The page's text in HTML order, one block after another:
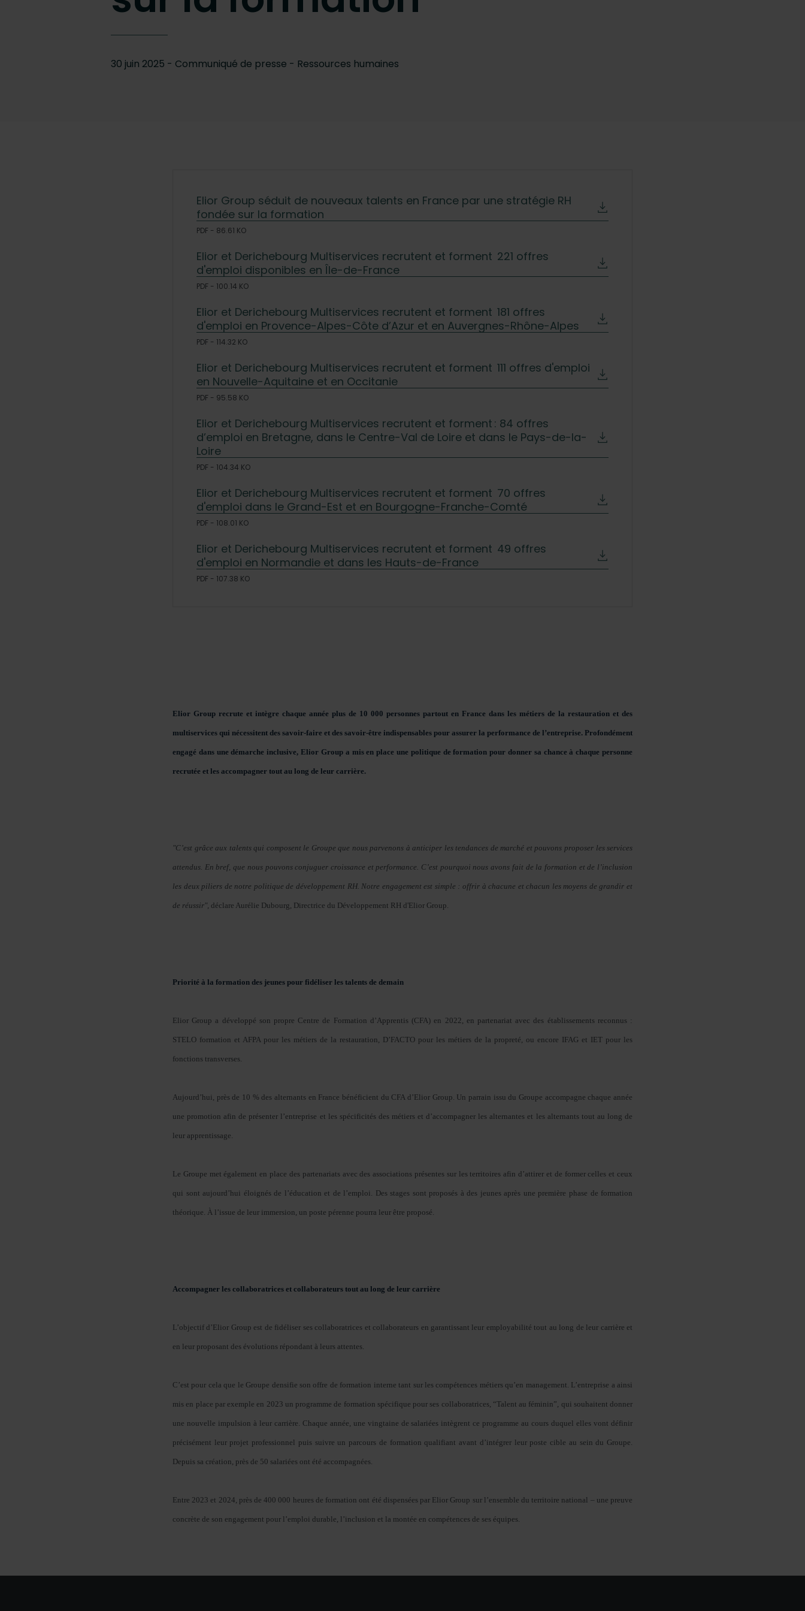
30 juin 2025 - Communiqué de presse - Ressources humaines
Elior Group séduit de nouveaux talents en France par une stratégie RH
fondée sur la formation
PDF - 86.61 KO
Elior et Derichebourg Multiservices recrutent et forment 221 offres
d'emploi disponibles en Île-de-France
PDF - 100.14 KO
Elior et Derichebourg Multiservices recrutent et forment 181 offres
d'emploi en Provence-Alpes-Côte d’Azur et en Auvergnes-Rhône-Alpes
PDF - 114.32 KO
Elior et Derichebourg Multiservices recrutent et forment 111 offres d'emploi
en Nouvelle-Aquitaine et en Occitanie
PDF - 95.58 KO
Elior et Derichebourg Multiservices recrutent et forment : 84 offres
d’emploi en Bretagne, dans le Centre-Val de Loire et dans le Pays-de-la-
Loire
PDF - 104.34 KO
Elior et Derichebourg Multiservices recrutent et forment 70 offres
d'emploi dans le Grand-Est et en Bourgogne-Franche-Comté
PDF - 108.01 KO
Elior et Derichebourg Multiservices recrutent et forment 49 offres
d'emploi en Normandie et dans les Hauts-de-France
PDF - 107.38 KO
Elior Group recrute et intègre chaque année plus de 10 000 personnes partout en France dans les métiers de la restauration et des
multiservices qui nécessitent des savoir-faire et des savoir-être indispensables pour assurer la performance de l’entreprise. Profondément
engagé dans une démarche inclusive, Elior Group a mis en place une politique de formation pour donner sa chance à chaque personne
recrutée et les accompagner tout au long de leur carrière.
"C’est grâce aux talents qui composent le Groupe que nous parvenons à anticiper les tendances de marché et pouvons proposer les services
attendus. En bref, que nous pouvons conjuguer croissance et performance. C’est pourquoi nous avons fait de la formation et de l’inclusion
les deux piliers de notre politique de développement RH. Notre engagement est simple : offrir à chacune et chacun les moyens de grandir et
de réussir", déclare Aurélie Dubourg, Directrice du Développement RH d'Elior Group.
Priorité à la formation des jeunes pour fidéliser les talents de demain
Elior Group a développé son propre Centre de Formation d’Apprentis (CFA) en 2022, en partenariat avec des établissements reconnus :
STELO formation et AFPA pour les métiers de la restauration, D’FACTO pour les métiers de la propreté, ou encore IFAG et IET pour les
fonctions transverses.
Aujourd’hui, près de 10 % des alternants en France bénéficient du CFA d’Elior Group. Un parrain issu du Groupe accompagne chaque année
une promotion afin de présenter l’entreprise et les spécificités des métiers et d’accompagner les alternantes et les alternants tout au long de
leur apprentissage.
Le Groupe met également en place des partenariats avec des associations présentes sur les territoires afin d’attirer et de former celles et ceux
qui sont aujourd’hui éloignés de l’éducation et de l’emploi. Des stages sont proposés à des jeunes après une première phase de formation
théorique. À l’issue de leur immersion, un poste pérenne pourra leur être proposé.
Accompagner les collaboratrices et collaborateurs tout au long de leur carrière
L’objectif d’Elior Group est de fidéliser ses collaboratrices et collaborateurs en garantissant leur employabilité tout au long de leur carrière et
en leur proposant des évolutions répondant à leurs attentes.
C’est pour cela que le Groupe densifie son offre de formation interne tant sur les compétences métiers qu’en management. L’entreprise a ainsi
mis en place par exemple en 2023 un programme de formation spécifique pour ses collaboratrices, “Talent au féminin”, qui souhaitent donner
une nouvelle impulsion à leur carrière. Chaque année, une vingtaine de salariées intègrent ce programme au cours duquel elles vont définir
précisément leur projet professionnel puis suivre un parcours de formation qualifiant avant d’intégrer leur poste cible au sein du Groupe.
Depuis sa création, près de 50 salariées ont été accompagnées.
Entre 2023 et 2024, près de 400 000 heures de formation ont été dispensées par Elior Group sur l’ensemble du territoire national – une preuve
concrète de son engagement pour l’emploi durable, l’inclusion et la montée en compétences de ses équipes.